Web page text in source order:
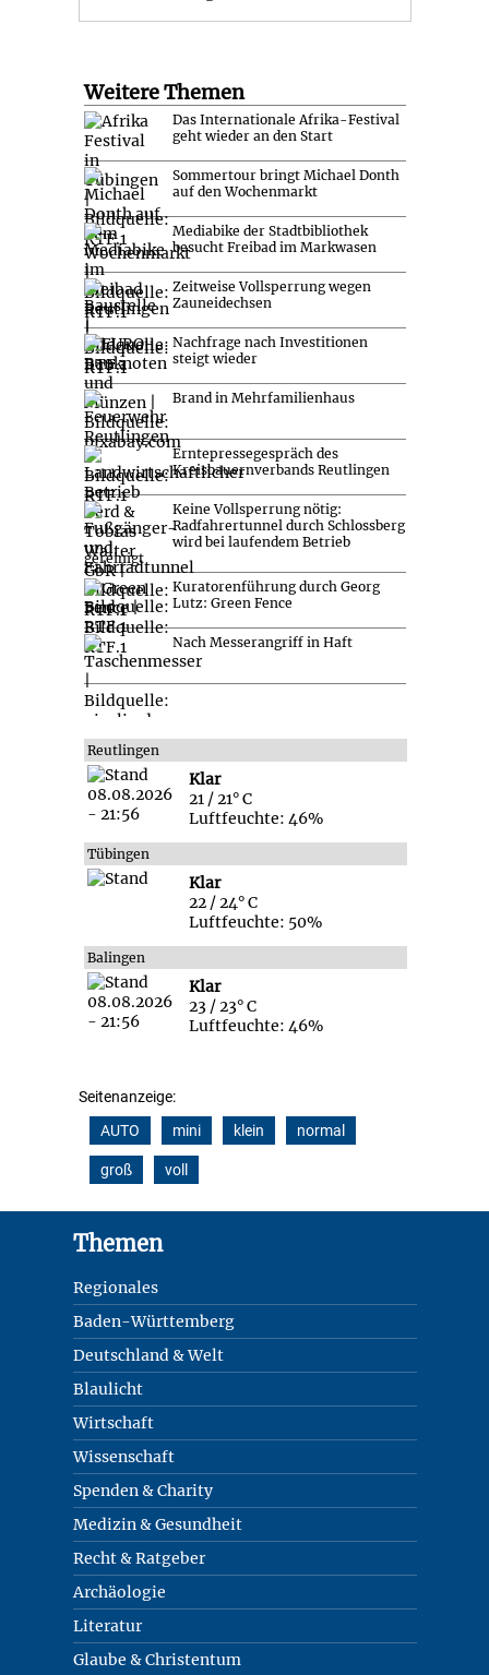
Weitere Themen
Das Internationale Afrika-Festival
geht wieder an den Start
Sommertour bringt Michael Donth
auf den Wochenmarkt
Mediabike der Stadtbibliothek
besucht Freibad im Markwasen
Zeitweise Vollsperrung wegen
Zauneidechsen
Nachfrage nach Investitionen
steigt wieder
Brand in Mehrfamilienhaus
Erntepressegespräch des
Kreisbauernverbands Reutlingen
Keine Vollsperrung nötig:
Radfahrertunnel durch Schlossberg
wird bei laufendem Betrieb
gereinigt
Kuratorenführung durch Georg
Lutz: Green Fence
Nach Messerangriff in Haft
Reutlingen
Klar
21 / 21° C
Luftfeuchte: 46%
Tübingen
Klar
22 / 24° C
Luftfeuchte: 50%
Balingen
Klar
23 / 23° C
Luftfeuchte: 46%
Seitenanzeige:
AUTO
mini klein normal
groß voll
Themen
Regionales
Baden-Württemberg
Deutschland & Welt
Blaulicht
Wirtschaft
Wissenschaft
Spenden & Charity
Medizin & Gesundheit
Recht & Ratgeber
Archäologie
Literatur
Glaube & Christentum